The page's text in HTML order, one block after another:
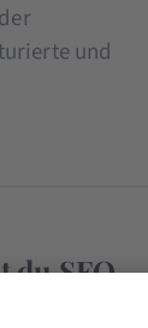
und
du SEO-